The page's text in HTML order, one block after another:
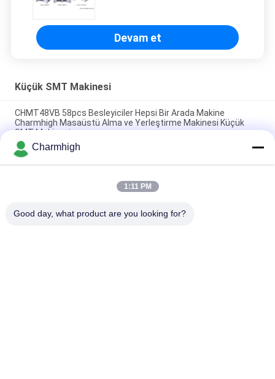
Devam et
Küçük SMT Makinesi
CHMT48VB 58pcs Besleyiciler Hepsi Bir Arada Makine
Charmhigh Masaüstü Alma ve Yerleştirme Makinesi Küçük
SMT Makinesi
Charmhigh 7 Modelleri Masaüstü SMT SMD Alma ve
Yerleştirme Makinesi, Küçük PCB işleme makinesi
PCB Montajı için CHMT36VB Alma ve Yerleştirme Ekipmanı
Charmhigh
1:11 PM
Good day, what product are you looking for?